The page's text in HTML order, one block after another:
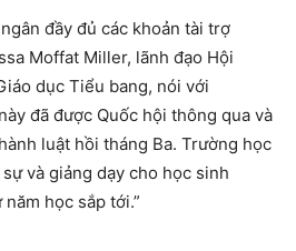
đầy đủ các khoản tài trợ
Moffat Miller, lãnh đạo Hội
dục Tiểu bang, nói với
đã được Quốc hội thông qua và
luật hồi tháng Ba. Trường học
và giảng dạy cho học sinh
học sắp tới.”